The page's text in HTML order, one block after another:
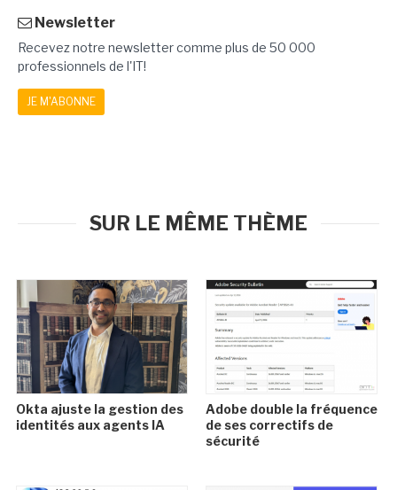
Newsletter
Recevez notre newsletter comme plus de 50 000
professionnels de l'IT!
JE M'ABONNE
SUR LE MÊME THÈME
Okta ajuste la gestion des
identités aux agents IA
Adobe double la fréquence
de ses correctifs de
sécurité